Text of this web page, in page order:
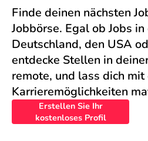
Finde deinen nächsten
Jobbörse. Egal ob Jobs
Deutschland, den USA
entdecke Stellen in
remote, und lass dich
Karrieremöglichkeiten
Erstellen Sie Ihr
kostenloses Profil